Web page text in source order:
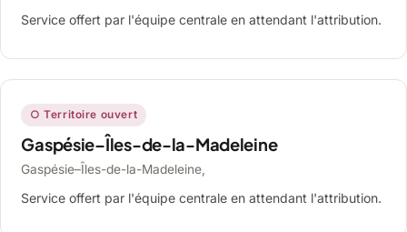
Service offert par l'équipe centrale en attendant l'attribution.
○ Territoire ouvert
Gaspésie–Îles-de-la-Madeleine
Gaspésie–Îles-de-la-Madeleine,
Service offert par l'équipe centrale en attendant l'attribution.